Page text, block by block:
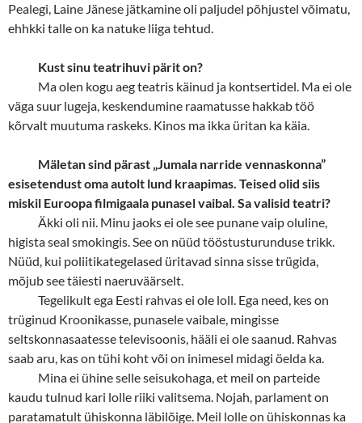
Pealegi, Laine Jänese jätkamine oli paljudel põhjustel võimatu,
ehhkki talle on ka natuke liiga tehtud.
Kust sinu teatrihuvi pärit on?
Ma olen kogu aeg teatris käinud ja kontsertidel. Ma ei ole
väga suur lugeja, keskendumine raamatusse hakkab töö
kõrvalt muutuma raskeks. Kinos ma ikka üritan ka käia.
Mäletan sind pärast „Jumala narride vennaskonna”
esisetendust oma autolt lund kraapimas. Teised olid siis
miskil Euroopa filmigaala punasel vaibal. Sa valisid teatri?
Äkki oli nii. Minu jaoks ei ole see punane vaip oluline,
higista seal smokingis. See on nüüd tööstusturunduse trikk.
Nüüd, kui poliitikategelased üritavad sinna sisse trügida,
mõjub see täiesti naeruväärselt.
Tegelikult ega Eesti rahvas ei ole loll. Ega need, kes on
trüginud Kroonikasse, punasele vaibale, mingisse
seltskonnasaatesse televisoonis, hääli ei ole saanud. Rahvas
saab aru, kas on tühi koht või on inimesel midagi öelda ka.
Mina ei ühine selle seisukohaga, et meil on parteide
kaudu tulnud kari lolle riiki valitsema. Nojah, parlament on
paratamatult ühiskonna läbilõige. Meil lolle on ühiskonnas ka